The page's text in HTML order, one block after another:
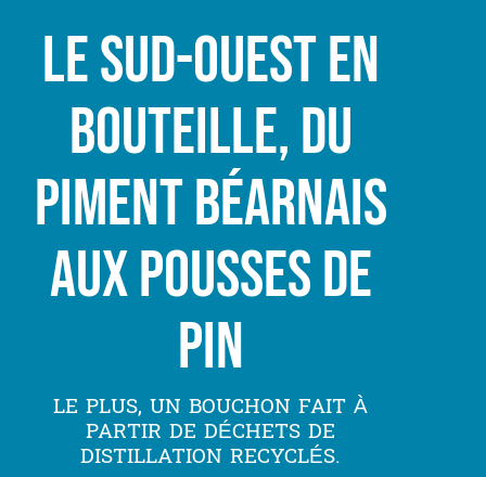
Le Sud-Ouest en
bouteille, du
piment béarnais
aux pousses de
pin
LE PLUS, UN BOUCHON FAIT À
PARTIR DE DÉCHETS DE
DISTILLATION RECYCLÉS.